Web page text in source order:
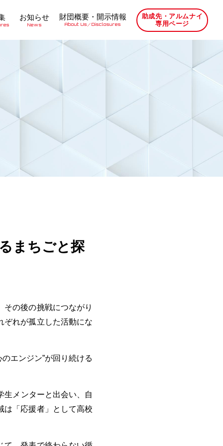
お知らせ
News
財団概要・開示情報
About Us／Disclosures
助成先・アルムナイ
専用ページ
まちごと探
の後の挑戦につながり
ぞれが孤立した活動にな
エンジン”が回り続ける
メンターと出会い、自
は「応援者」として高校